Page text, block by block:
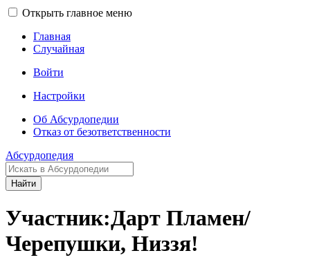
Открыть главное меню
Главная
Случайная
Войти
Настройки
Об Абсурдопедии
Отказ от безответственности
Абсурдопедия
Найти
Участник:Дарт Пламен/
Черепушки, Низзя!